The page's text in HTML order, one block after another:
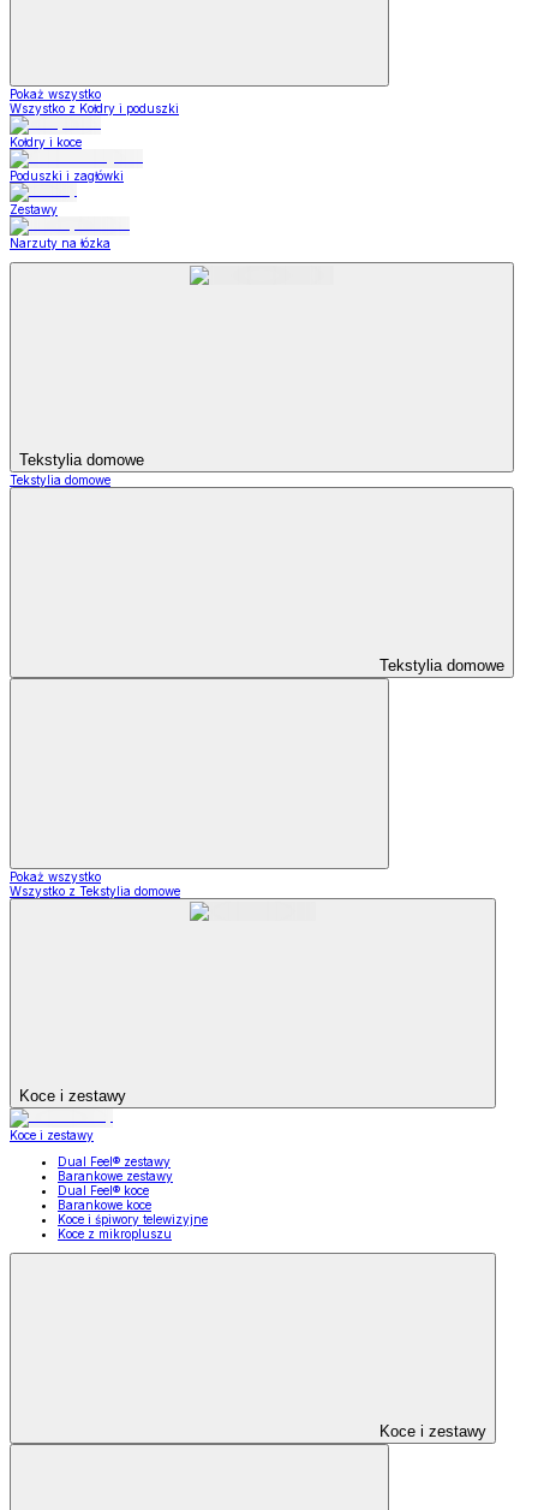
Pokaż wszystko
Wszystko z Kołdry i poduszki
Kołdry i koce
Poduszki i zagłówki
Zestawy
Narzuty na łózka
Tekstylia domowe
Tekstylia domowe
Tekstylia domowe
Pokaż wszystko
Wszystko z Tekstylia domowe
Koce i zestawy
Koce i zestawy
Dual Feel® zestawy
Barankowe zestawy
Dual Feel® koce
Barankowe koce
Koce i śpiwory telewizyjne
Koce z mikropluszu
Koce i zestawy